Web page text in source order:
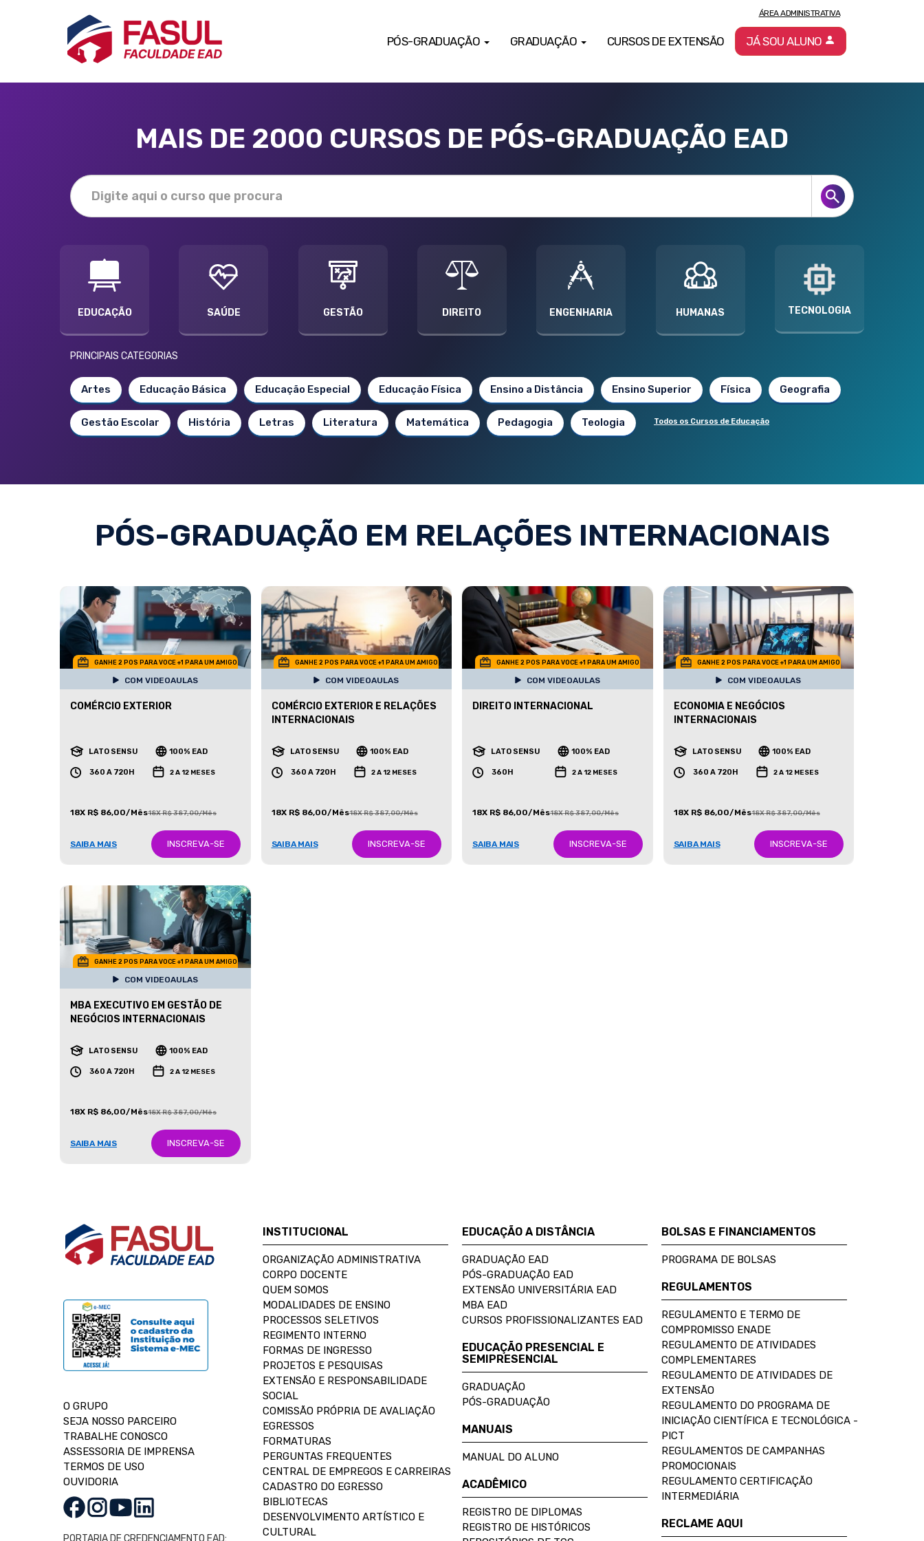
PÓS-GRADUAÇÃO GRADUAÇÃO CURSOS DE EXTENSÃO
ÁREA ADMINISTRATIVA
JÁ SOU ALUNO
MAIS DE 2000 CURSOS DE PÓS-GRADUAÇÃO EAD
EDUCAÇÃO SAÚDE GESTÃO DIREITO ENGENHARIA HUMANAS TECNOLOGIA
PRINCIPAIS CATEGORIAS
Artes Educação Básica Educação Especial Educação Física Ensino a Distância Ensino Superior Física Geografia
Gestão Escolar História Letras Literatura Matemática Pedagogia Teologia Todos os Cursos de Educação
PÓS-GRADUAÇÃO EM RELAÇÕES INTERNACIONAIS
GANHE 2 POS PARA VOCE +1 PARA UM AMIGO
COM VIDEOAULAS
COMÉRCIO EXTERIOR
LATO SENSU 100% EAD
360 A 720H 2 A 12 MESES
18X R$ 86,00/Mês18X R$ 387,00/Mês
SAIBA MAIS INSCREVA-SE
GANHE 2 POS PARA VOCE +1 PARA UM AMIGO
COM VIDEOAULAS
COMÉRCIO EXTERIOR E RELAÇÕES
INTERNACIONAIS
LATO SENSU 100% EAD
360 A 720H 2 A 12 MESES
18X R$ 86,00/Mês18X R$ 387,00/Mês
SAIBA MAIS INSCREVA-SE
GANHE 2 POS PARA VOCE +1 PARA UM AMIGO
COM VIDEOAULAS
DIREITO INTERNACIONAL
LATO SENSU 100% EAD
360H 2 A 12 MESES
18X R$ 86,00/Mês18X R$ 387,00/Mês
SAIBA MAIS INSCREVA-SE
GANHE 2 POS PARA VOCE +1 PARA UM AMIGO
COM VIDEOAULAS
ECONOMIA E NEGÓCIOS
INTERNACIONAIS
LATO SENSU 100% EAD
360 A 720H 2 A 12 MESES
18X R$ 86,00/Mês18X R$ 387,00/Mês
SAIBA MAIS INSCREVA-SE
GANHE 2 POS PARA VOCE +1 PARA UM AMIGO
COM VIDEOAULAS
MBA EXECUTIVO EM GESTÃO DE
NEGÓCIOS INTERNACIONAIS
LATO SENSU 100% EAD
360 A 720H 2 A 12 MESES
18X R$ 86,00/Mês18X R$ 387,00/Mês
SAIBA MAIS INSCREVA-SE
O GRUPO
SEJA NOSSO PARCEIRO
TRABALHE CONOSCO
ASSESSORIA DE IMPRENSA
TERMOS DE USO
OUVIDORIA
PORTARIA DE CREDENCIAMENTO EAD:
INSTITUCIONAL
ORGANIZAÇÃO ADMINISTRATIVA
CORPO DOCENTE
QUEM SOMOS
MODALIDADES DE ENSINO
PROCESSOS SELETIVOS
REGIMENTO INTERNO
FORMAS DE INGRESSO
PROJETOS E PESQUISAS
EXTENSÃO E RESPONSABILIDADE
SOCIAL
COMISSÃO PRÓPRIA DE AVALIAÇÃO
EGRESSOS
FORMATURAS
PERGUNTAS FREQUENTES
CENTRAL DE EMPREGOS E CARREIRAS
CADASTRO DO EGRESSO
BIBLIOTECAS
DESENVOLVIMENTO ARTÍSTICO E
CULTURAL
EDUCAÇÃO A DISTÂNCIA
GRADUAÇÃO EAD
PÓS-GRADUAÇÃO EAD
EXTENSÃO UNIVERSITÁRIA EAD
MBA EAD
CURSOS PROFISSIONALIZANTES EAD
EDUCAÇÃO PRESENCIAL E
SEMIPRESENCIAL
GRADUAÇÃO
PÓS-GRADUAÇÃO
MANUAIS
MANUAL DO ALUNO
ACADÊMICO
REGISTRO DE DIPLOMAS
REGISTRO DE HISTÓRICOS
BOLSAS E FINANCIAMENTOS
PROGRAMA DE BOLSAS
REGULAMENTOS
REGULAMENTO E TERMO DE
COMPROMISSO ENADE
REGULAMENTO DE ATIVIDADES
COMPLEMENTARES
REGULAMENTO DE ATIVIDADES DE
EXTENSÃO
REGULAMENTO DO PROGRAMA DE
INICIAÇÃO CIENTÍFICA E TECNOLÓGICA -
PICT
REGULAMENTOS DE CAMPANHAS
PROMOCIONAIS
REGULAMENTO CERTIFICAÇÃO
INTERMEDIÁRIA
RECLAME AQUI